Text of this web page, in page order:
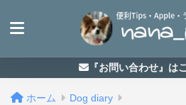
『お問い合わせ』は
ホーム Dog diary